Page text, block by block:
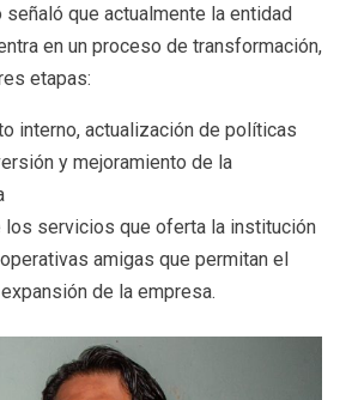
que actualmente la entidad
en un proceso de transformación,
etapas:
interno, actualización de políticas
y mejoramiento de la
los servicios que oferta la institución
amigas que permitan el
de la empresa.